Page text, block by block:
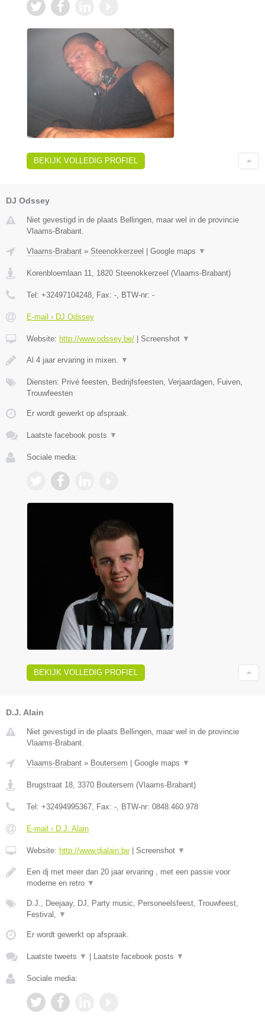
BEKIJK VOLLEDIG PROFIEL
DJ Odssey
Niet gevestigd in de plaats Bellingen, maar wel in de provincie
Vlaams-Brabant.
Vlaams-Brabant » Steenokkerzeel Google maps ▼
Korenbloemlaan 11, 1820 Steenokkerzeel (Vlaams-Brabant)
Tel: +32497104248, Fax: -, BTW-nr: -
E-mail › DJ Odssey
Website: http://www.odssey.be/ Screenshot ▼
Al 4 jaar ervaring in mixen. ▼
Diensten: Privé feesten, Bedrijfsfeesten, Verjaardagen, Fuiven,
Trouwfeesten
Er wordt gewerkt op afspraak.
Laatste facebook posts ▼
Sociale media:
BEKIJK VOLLEDIG PROFIEL
D.J. Alain
Niet gevestigd in de plaats Bellingen, maar wel in de provincie
Vlaams-Brabant.
Vlaams-Brabant » Boutersem Google maps ▼
Brugstraat 18, 3370 Boutersem (Vlaams-Brabant)
Tel: +32494995367, Fax: -, BTW-nr: 0848.460.978
E-mail › D.J. Alain
Website: http://www.djalain.be Screenshot ▼
Een dj met meer dan 20 jaar ervaring , met een passie voor
moderne en retro ▼
D.J., Deejaay, DJ, Party music, Personeelsfeest, Trouwfeest,
Festival, ▼
Er wordt gewerkt op afspraak.
Laatste tweets ▼ Laatste facebook posts ▼
Sociale media: